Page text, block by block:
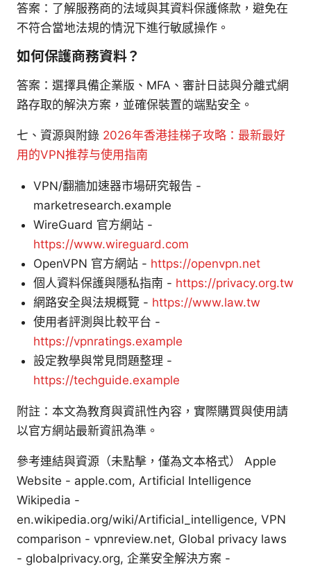
答案：了解服務商的法域與其資料保護條款，避免在
不符合當地法規的情況下進行敏感操作。
如何保護商務資料？
答案：選擇具備企業版、MFA、審計日誌與分離式網
路存取的解決方案，並確保裝置的端點安全。
七、資源與附錄 2026年香港挂梯子攻略：最新最好
用的VPN推荐与使用指南
VPN/翻牆加速器市場研究報告 -
marketresearch.example
WireGuard 官方網站 -
https://www.wireguard.com
OpenVPN 官方網站 - https://openvpn.net
個人資料保護與隱私指南 - https://privacy.org.tw
網路安全與法規概覽 - https://www.law.tw
使用者評測與比較平台 -
https://vpnratings.example
設定教學與常見問題整理 -
https://techguide.example
附註：本文為教育與資訊性內容，實際購買與使用請
以官方網站最新資訊為準。
參考連結與資源（未點擊，僅為文本格式） Apple
Website - apple.com, Artificial Intelligence
Wikipedia -
en.wikipedia.org/wiki/Artificial_intelligence, VPN
comparison - vpnreview.net, Global privacy laws
- globalprivacy.org, 企業安全解決方案 -